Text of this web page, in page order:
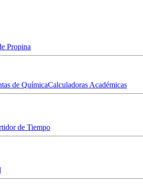
Propina
de QuímicaCalculadoras Académicas
de Tiempo